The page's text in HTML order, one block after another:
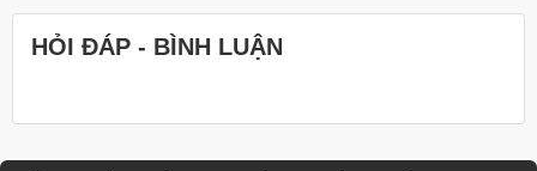
HỎI ĐÁP - BÌNH LUẬN